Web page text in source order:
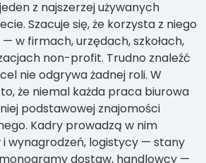
z najszerzej używanych
Szacuje się, że korzysta z niego
w firmach, urzędach, szkołach,
non-profit. Trudno znaleźć
nie odgrywa żadnej roli. W
że niemal każda praca biurowa
podstawowej znajomości
Kadry prowadzą w nim
wynagrodzeń, logistycy — stany
dostaw, handlowcy —